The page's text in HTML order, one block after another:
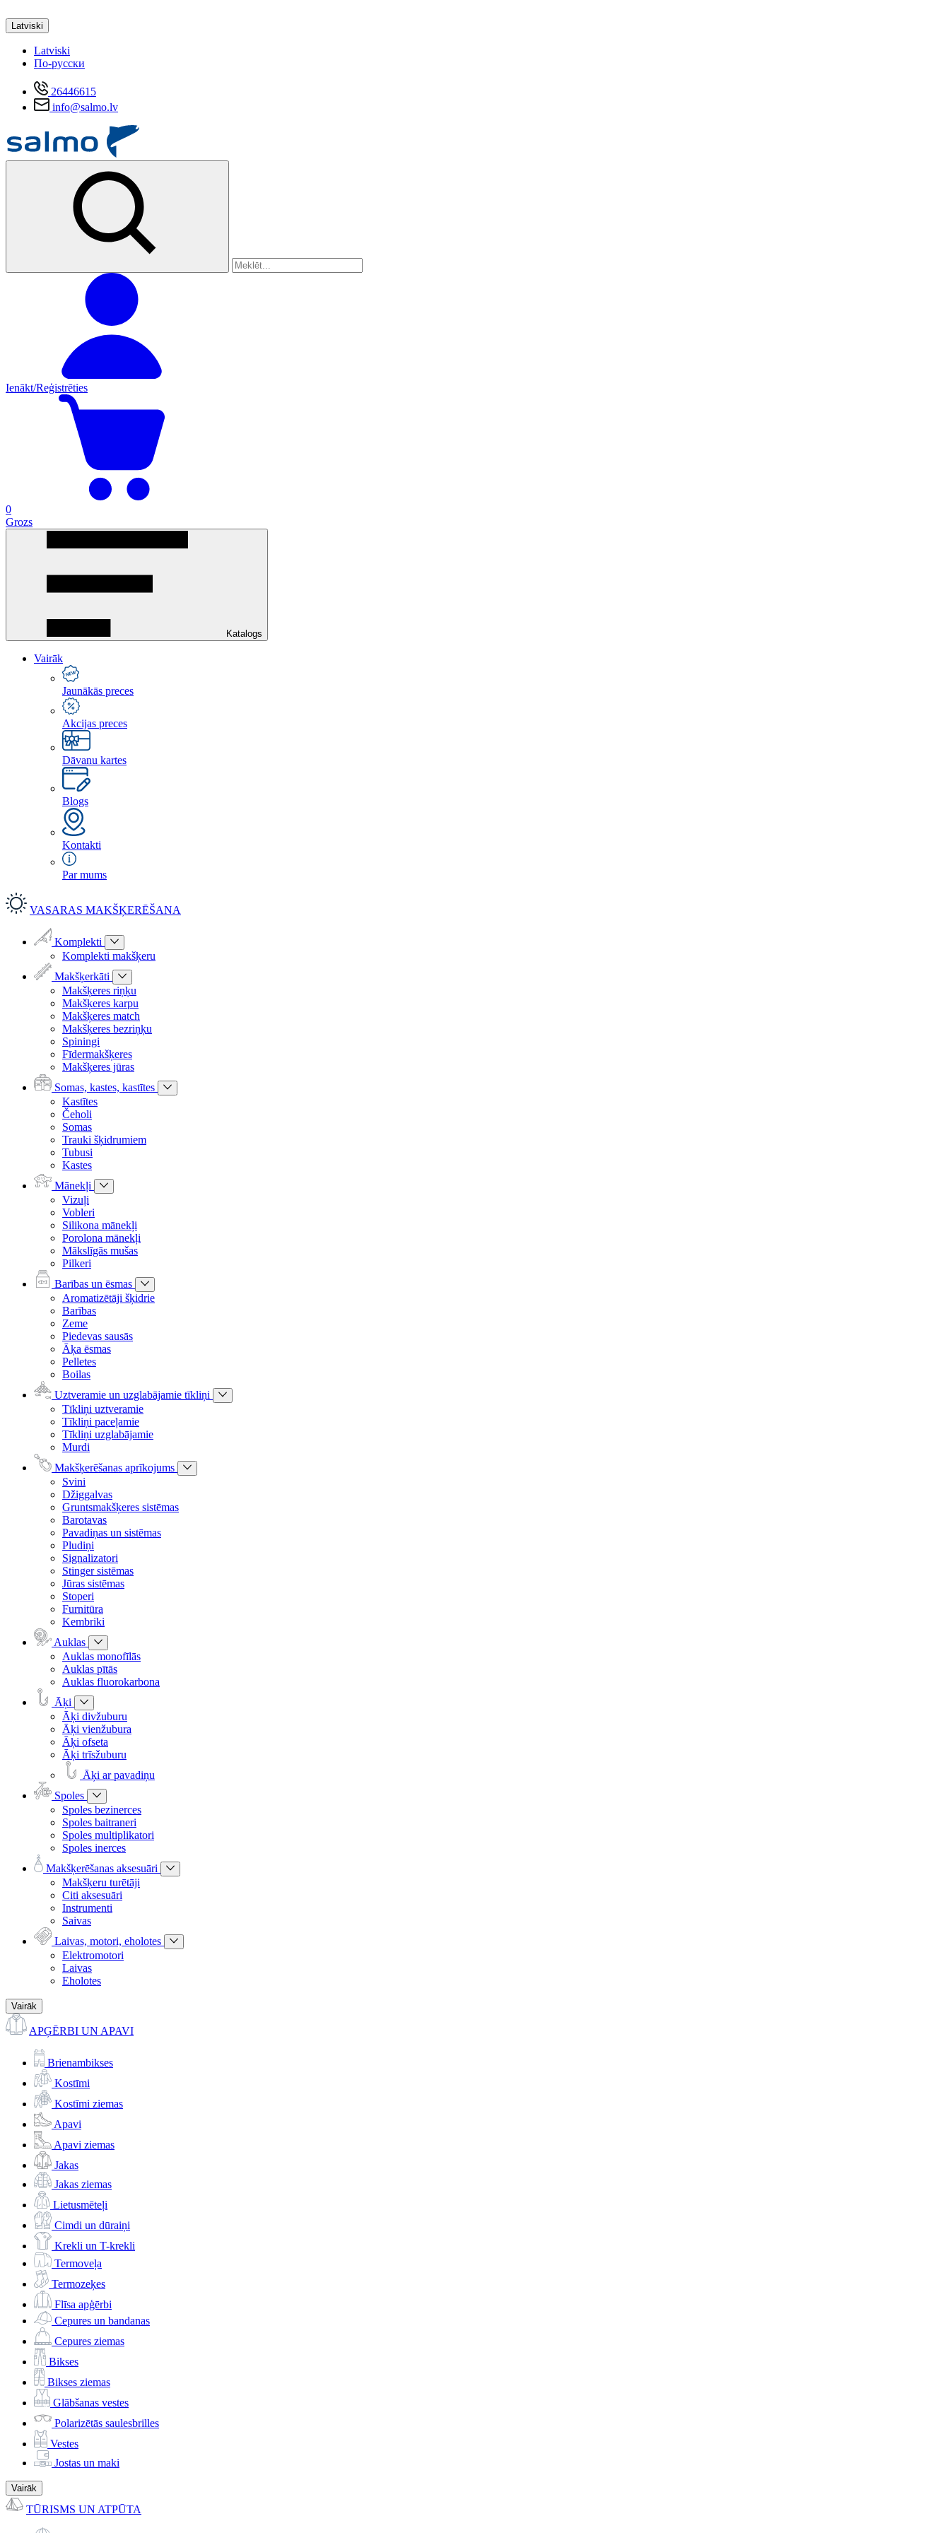
Latviski
Latviski
По-русски
26446615
info@salmo.lv
Ienākt/Reģistrēties
0
Grozs
Katalogs
Vairāk
Jaunākās preces
Akcijas preces
Dāvanu kartes
Blogs
Kontakti
Par mums
VASARAS MAKŠĶERĒŠANA
Komplekti
Komplekti makšķeru
Makšķerkāti
Makšķeres riņķu
Makšķeres karpu
Makšķeres match
Makšķeres bezriņķu
Spiningi
Fīdermakšķeres
Makšķeres jūras
Somas, kastes, kastītes
Kastītes
Čeholi
Somas
Trauki šķidrumiem
Tubusi
Kastes
Mānekļi
Vizuļi
Vobleri
Silikona mānekļi
Porolona mānekļi
Mākslīgās mušas
Pilkeri
Barības un ēsmas
Aromatizētāji šķidrie
Barības
Zeme
Piedevas sausās
Āķa ēsmas
Pelletes
Boilas
Uztveramie un uzglabājamie tīkliņi
Tīkliņi uztveramie
Tīkliņi paceļamie
Tīkliņi uzglabājamie
Murdi
Makšķerēšanas aprīkojums
Svini
Džiggalvas
Gruntsmakšķeres sistēmas
Barotavas
Pavadiņas un sistēmas
Pludiņi
Signalizatori
Stinger sistēmas
Jūras sistēmas
Stoperi
Furnitūra
Kembriki
Auklas
Auklas monofīlās
Auklas pītās
Auklas fluorokarbona
Āķi
Āķi divžuburu
Āķi vienžubura
Āķi ofseta
Āķi trīsžuburu
Āķi ar pavadiņu
Spoles
Spoles bezinerces
Spoles baitraneri
Spoles multiplikatori
Spoles inerces
Makšķerēšanas aksesuāri
Makšķeru turētāji
Citi aksesuāri
Instrumenti
Saivas
Laivas, motori, eholotes
Elektromotori
Laivas
Eholotes
Vairāk
APĢĒRBI UN APAVI
Brienambikses
Kostīmi
Kostīmi ziemas
Apavi
Apavi ziemas
Jakas
Jakas ziemas
Lietusmēteļi
Cimdi un dūraiņi
Krekli un T-krekli
Termoveļa
Termozeķes
Flīsa apģērbi
Cepures un bandanas
Cepures ziemas
Bikses
Bikses ziemas
Glābšanas vestes
Polarizētās saulesbrilles
Vestes
Jostas un maki
Vairāk
TŪRISMS UN ATPŪTA